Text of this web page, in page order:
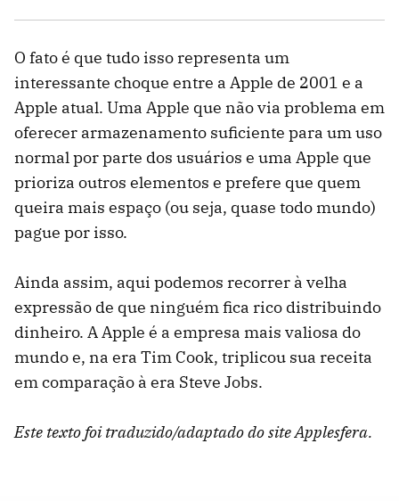
O fato é que tudo isso representa um
interessante choque entre a Apple de 2001 e a
Apple atual. Uma Apple que não via problema em
oferecer armazenamento suficiente para um uso
normal por parte dos usuários e uma Apple que
prioriza outros elementos e prefere que quem
queira mais espaço (ou seja, quase todo mundo)
pague por isso.
Ainda assim, aqui podemos recorrer à velha
expressão de que ninguém fica rico distribuindo
dinheiro. A Apple é a empresa mais valiosa do
mundo e, na era Tim Cook, triplicou sua receita
em comparação à era Steve Jobs.
Este texto foi traduzido/adaptado do site Applesfera.